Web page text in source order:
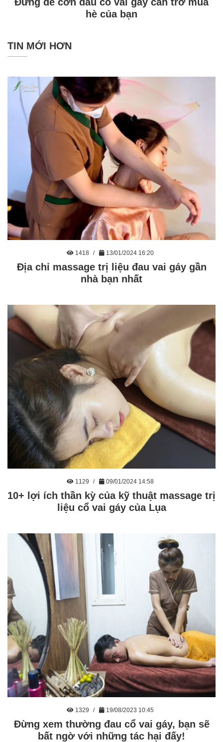
hè của bạn
TIN MỚI HƠN
1418 13/01/2024 16:20
Địa chỉ massage trị liệu đau vai gáy gần
nhà bạn nhất
1129 09/01/2024 14:58
10+ lợi ích thần kỳ của kỹ thuật massage trị
liệu cổ vai gáy của Lụa
1329 19/08/2023 10:45
Đừng xem thường đau cổ vai gáy, bạn sẽ
bất ngờ với những tác hại đấy!